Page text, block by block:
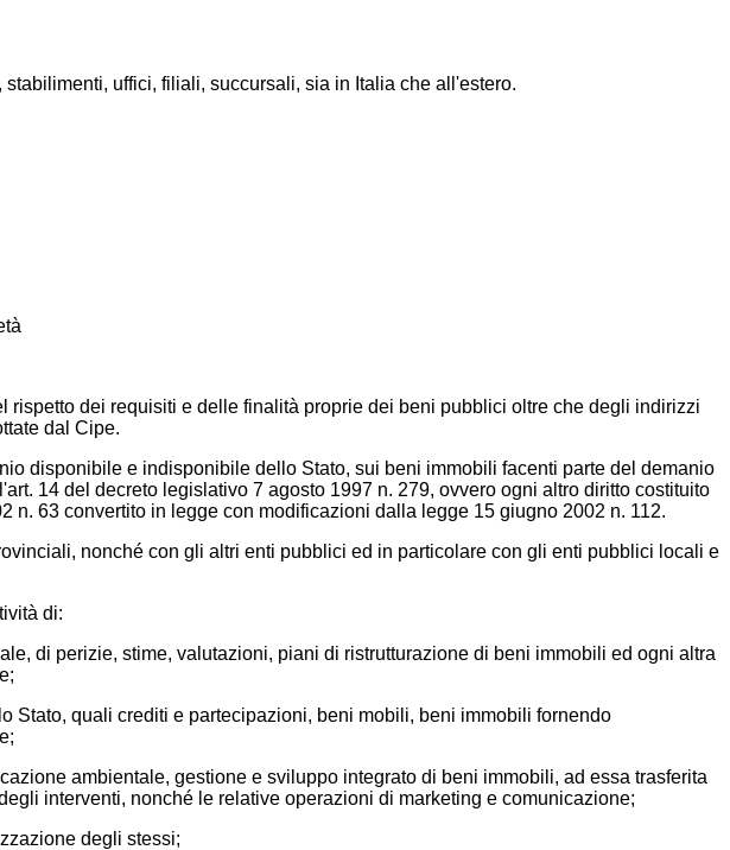
uffici, filiali, succursali, sia in Italia che all'estero.
dei requisiti e delle finalità proprie dei beni pubblici oltre che degli indirizzi
dal Cipe.
disponibile e indisponibile dello Stato, sui beni immobili facenti parte del demanio
14 del decreto legislativo 7 agosto 1997 n. 279, ovvero ogni altro diritto costituito
n. 63 convertito in legge con modificazioni dalla legge 15 giugno 2002 n. 112.
nonché con gli altri enti pubblici ed in particolare con gli enti pubblici locali e
di:
di perizie, stime, valutazioni, piani di ristrutturazione di beni immobili ed ogni altra
Stato, quali crediti e partecipazioni, beni mobili, beni immobili fornendo
ambientale, gestione e sviluppo integrato di beni immobili, ad essa trasferita
interventi, nonché le relative operazioni di marketing e comunicazione;
degli stessi;